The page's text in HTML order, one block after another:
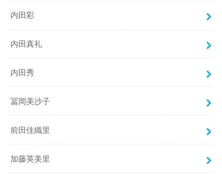
内田彩
内田真礼
内田秀
冨岡美沙子
前田佳織里
加藤英美里